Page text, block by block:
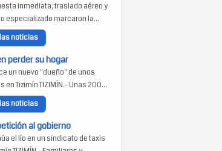
inmediata, traslado aéreo y
especializado marcaron la...
noticias
perder su hogar
un nuevo "dueño" de unos
en Tizimín TIZIMÍN.- Unas 200...
noticias
al gobierno
el lío en un sindicato de taxis